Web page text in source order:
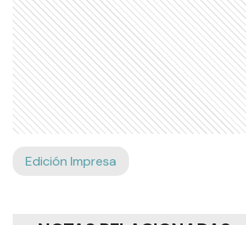
Edición Impresa